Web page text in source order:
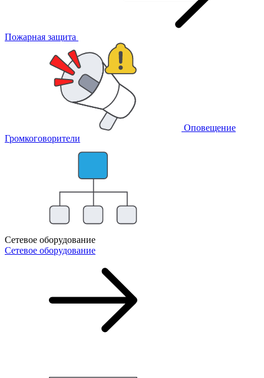
Пожарная защита
Оповещение
Громкоговорители
Сетевое оборудование
Сетевое оборудование